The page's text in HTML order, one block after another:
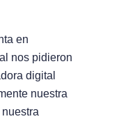
en
nos pidieron
digital
nuestra